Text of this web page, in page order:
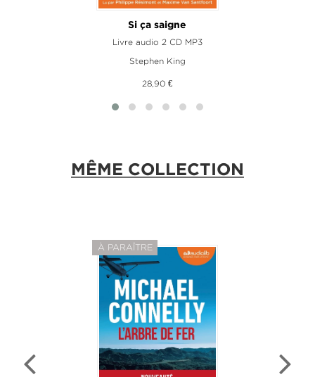
Si ça saigne
Livre audio 2 CD MP3
Stephen King
28,90 €
MÊME COLLECTION
À PARAÎTRE